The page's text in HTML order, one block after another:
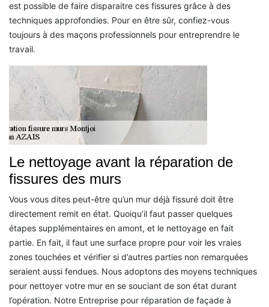
est possible de faire disparaitre ces fissures grâce à des
techniques approfondies. Pour en être sûr, confiez-vous
toujours à des maçons professionnels pour entreprendre le
travail.
Le nettoyage avant la réparation de
fissures des murs
Vous vous dites peut-être qu’un mur déjà fissuré doit être
directement remit en état. Quoiqu’il faut passer quelques
étapes supplémentaires en amont, et le nettoyage en fait
partie. En fait, il faut une surface propre pour voir les vraies
zones touchées et vérifier si d’autres parties non remarquées
seraient aussi fendues. Nous adoptons des moyens techniques
pour nettoyer votre mur en se souciant de son état durant
l’opération. Notre Entreprise pour réparation de façade à